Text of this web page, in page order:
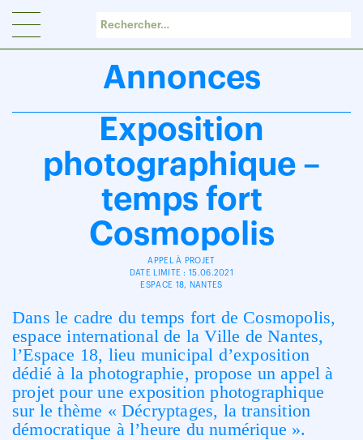
Annonces
Exposition
photographique –
temps fort
Cosmopolis
APPEL À PROJET
DATE LIMITE : 15.06.2021
ESPACE 18, NANTES
Dans le cadre du temps fort de Cosmopolis,
espace international de la Ville de Nantes,
l’Espace 18, lieu municipal d’exposition
dédié à la photographie, propose un appel à
projet pour une exposition photographique
sur le thème « Décryptages, la transition
démocratique à l’heure du numérique ».